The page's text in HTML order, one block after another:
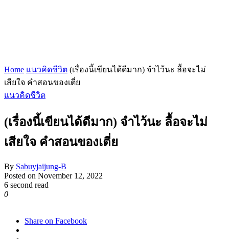
Home แนวคิดชีวิต (เรื่องนี้เขียนได้ดีมาก) จำไว้นะ ลื้อจะไม่
เสียใจ คำสอนของเตี่ย
แนวคิดชีวิต
(เรื่องนี้เขียนได้ดีมาก) จำไว้นะ ลื้อจะไม่
เสียใจ คำสอนของเตี่ย
By Sabuyjaijung-B
Posted on November 12, 2022
6 second read
0
Share on Facebook